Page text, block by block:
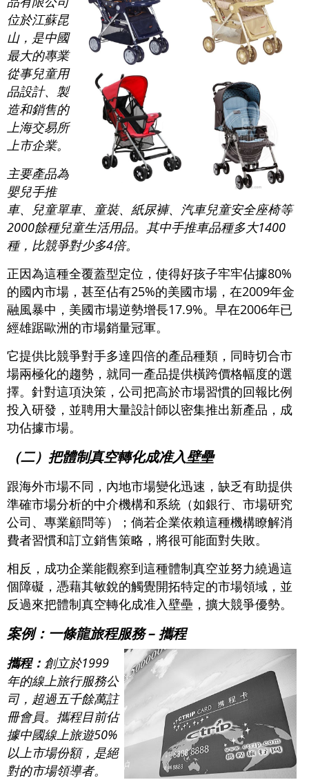
位於江蘇昆
山，是中國
最大的專業
從事兒童用
品設計、製
造和銷售的
上海交易所
上市企業。
主要產品為
嬰兒手推
車、兒童單車、童裝、紙尿褲、汽車兒童安全座椅等
2000餘種兒童生活用品。其中手推車品種多大1400
種，比競爭對少多4倍。
正因為這種全覆蓋型定位，使得好孩子牢牢佔據80%
的國內市場，甚至佔有25%的美國市場，在2009年金
融風暴中，美國市場逆勢增長17.9%。早在2006年已
經雄踞歐洲的市場銷量冠軍。
它提供比競爭對手多達四倍的產品種類，同時切合市
場兩極化的趨勢，就同一產品提供橫跨價格幅度的選
擇。針對這項決策，公司把高於市場習慣的回報比例
投入研發，並聘用大量設計師以密集推出新產品，成
功佔據市場。
（二）把體制真空轉化成准入壁壘
跟海外市場不同，內地市場變化迅速，缺乏有助提供
準確市場分析的中介機構和系統（如銀行、市場研究
公司、專業顧問等）；倘若企業依賴這種機構瞭解消
費者習慣和訂立銷售策略，將很可能面對失敗。
相反，成功企業能觀察到這種體制真空並努力繞過這
個障礙，憑藉其敏銳的觸覺開拓特定的市場領域，並
反過來把體制真空轉化成准入壁壘，擴大競爭優勢。
案例：一條龍旅程服務 – 攜程
攜程： 創立於1999
年的線上旅行服務公
司，超過五千餘萬註
冊會員。攜程目前佔
據中國線上旅遊50%
以上市場份額，是絕
對的市場領導者。